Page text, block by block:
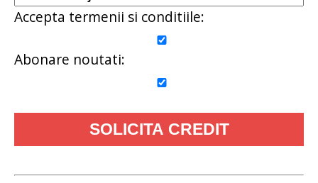
Accepta termenii si conditiile:
Abonare noutati: